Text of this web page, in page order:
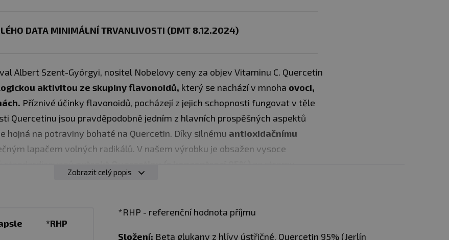
DATA MINIMÁLNÍ TRVANLIVOSTI (DMT 8.12.2024)
Albert Szent-Györgyi, nositel Nobelovy ceny za objev Vitaminu C. Quercetin
aktivitou ze skupiny flavonoidů, který se nachází v mnoha ovoci,
Příznivé účinky flavonoidů, pocházejí z jejich schopnosti fungovat v těle
Quercetinu jsou pravděpodobně jedním z hlavních prospěšných aspektů
hojná na potraviny bohaté na Quercetin. Díky silnému antioxidačnímu
lapačem volných radikálů. V našem výrobku je obsažen vysoce
Nutrition Quercetin není vyroben fermentací a neobsahuje citrusové složky
vápníku a fosforu (Vitamín D)
Zobrazit celý popis
*RHP
*RHP - referenční hodnota příjmu
Složení: Beta glukany z hlívy ústřičné, Quercetin 95% (Jerlín